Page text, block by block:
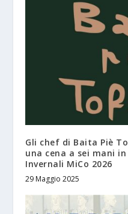
Gli chef di Baita Piè
una cena a sei mani
Invernali MiCo 2026
29 Maggio 2025